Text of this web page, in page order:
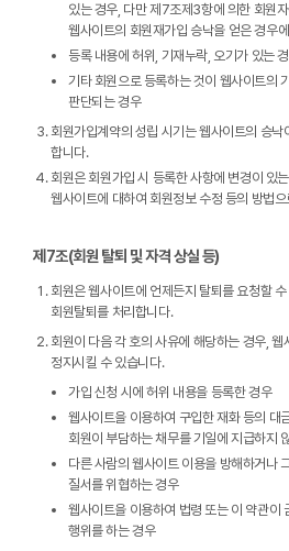
있는 경우, 다만 제7조제3항에 의한 회원
웹사이트의 회원재가입 승낙을 얻은 경우
등록 내용에 허위, 기재누락, 오기가 있는
기타 회원으로 등록하는 것이 웹사이트의
판단되는 경우
회원가입계약의 성립 시기는 웹사이트의 승
합니다.
회원은 회원가입 시 등록한 사항에 변경이 있
웹사이트에 대하여 회원정보 수정 등의 방법
제7조(회원 탈퇴 및 자격 상실 등)
회원은 웹사이트에 언제든지 탈퇴를 요청할
회원탈퇴를 처리합니다.
회원이 다음 각 호의 사유에 해당하는 경우,
정지시킬 수 있습니다.
가입 신청 시에 허위 내용을 등록한 경우
웹사이트을 이용하여 구입한 재화 등의 대
회원이 부담하는 채무를 기일에 지급하지
다른 사람의 웹사이트 이용을 방해하거나
질서를 위협하는 경우
웹사이트을 이용하여 법령 또는 이 약관이
행위를 하는 경우